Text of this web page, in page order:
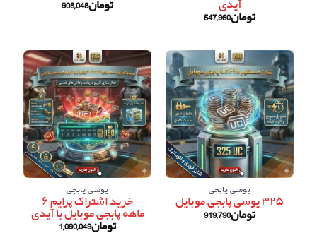
آیدی
تومان547,960
تومان908,048
یوسی پابجی
۳۲۵ یوسی پابجی موبایل
تومان919,790
یوسی پابجی
خرید اشتراک پرایم ۶
ماهه پابجی موبایل با آیدی
تومان1,090,049